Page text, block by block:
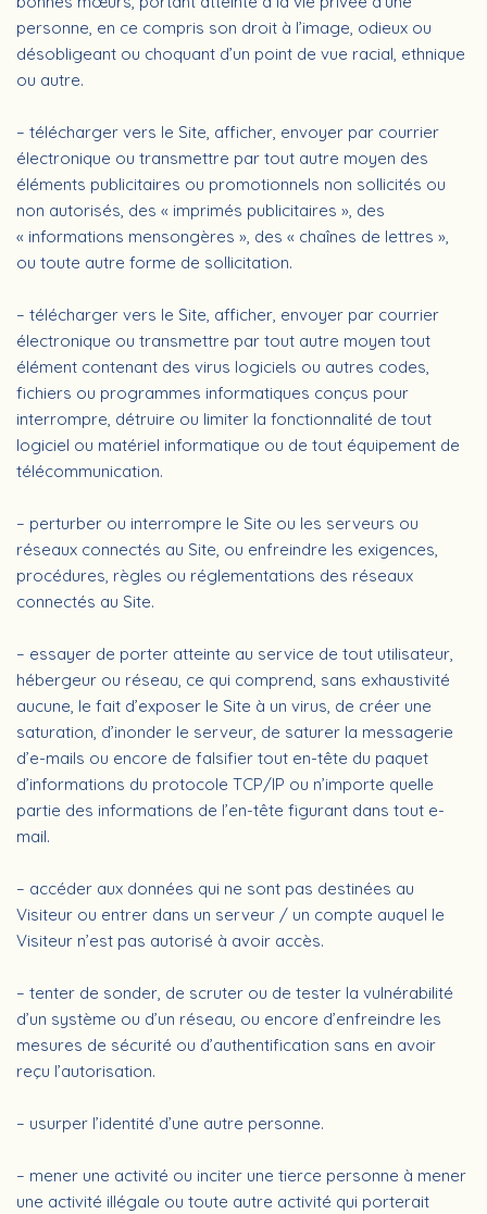
personne, en ce compris son droit à l’image, odieux ou
désobligeant ou choquant d’un point de vue racial, ethnique
ou autre.
– télécharger vers le Site, afficher, envoyer par courrier
électronique ou transmettre par tout autre moyen des
éléments publicitaires ou promotionnels non sollicités ou
non autorisés, des « imprimés publicitaires », des
« informations mensongères », des « chaînes de lettres »,
ou toute autre forme de sollicitation.
– télécharger vers le Site, afficher, envoyer par courrier
électronique ou transmettre par tout autre moyen tout
élément contenant des virus logiciels ou autres codes,
fichiers ou programmes informatiques conçus pour
interrompre, détruire ou limiter la fonctionnalité de tout
logiciel ou matériel informatique ou de tout équipement de
télécommunication.
– perturber ou interrompre le Site ou les serveurs ou
réseaux connectés au Site, ou enfreindre les exigences,
procédures, règles ou réglementations des réseaux
connectés au Site.
– essayer de porter atteinte au service de tout utilisateur,
hébergeur ou réseau, ce qui comprend, sans exhaustivité
aucune, le fait d’exposer le Site à un virus, de créer une
saturation, d’inonder le serveur, de saturer la messagerie
d’e-mails ou encore de falsifier tout en-tête du paquet
d’informations du protocole TCP/IP ou n’importe quelle
partie des informations de l’en-tête figurant dans tout e-
mail.
– accéder aux données qui ne sont pas destinées au
Visiteur ou entrer dans un serveur / un compte auquel le
Visiteur n’est pas autorisé à avoir accès.
– tenter de sonder, de scruter ou de tester la vulnérabilité
d’un système ou d’un réseau, ou encore d’enfreindre les
mesures de sécurité ou d’authentification sans en avoir
reçu l’autorisation.
– usurper l’identité d’une autre personne.
– mener une activité ou inciter une tierce personne à mener
une activité illégale ou toute autre activité qui porterait